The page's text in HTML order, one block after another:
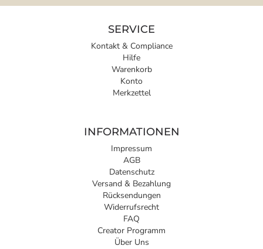
SERVICE
Kontakt & Compliance
Hilfe
Warenkorb
Konto
Merkzettel
INFORMATIONEN
Impressum
AGB
Datenschutz
Versand & Bezahlung
Rücksendungen
Widerrufsrecht
FAQ
Creator Programm
Über Uns